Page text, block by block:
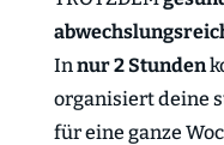
Innur 2 Stunden
organisiert deine
für eine ganze